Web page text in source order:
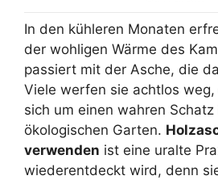
In den kühleren Monaten
der wohligen Wärme des
passiert mit der Asche, die
Viele werfen sie achtlos
sich um einen wahren
ökologischen Garten.
verwenden ist eine uralte
wiederentdeckt wird, denn